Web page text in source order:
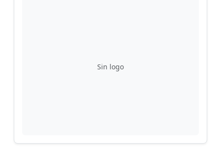
Sin logo